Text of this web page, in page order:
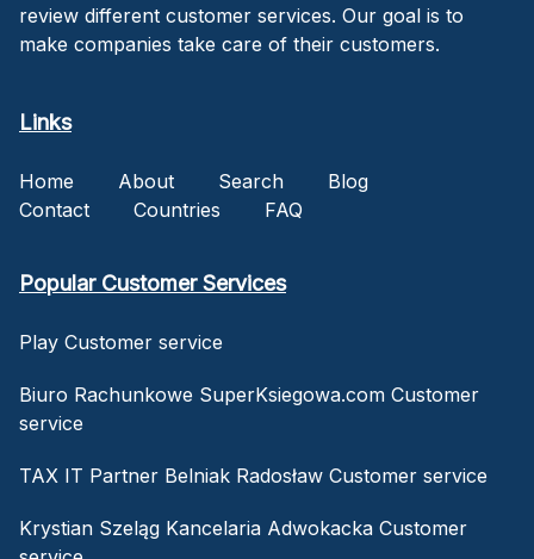
review different customer services. Our goal is to
make companies take care of their customers.
Links
Home About Search
Blog
Contact
Countries FAQ
Popular Customer Services
Play Customer service
Biuro Rachunkowe SuperKsiegowa.com Customer
service
TAX IT Partner Belniak Radosław Customer service
Krystian Szeląg Kancelaria Adwokacka Customer